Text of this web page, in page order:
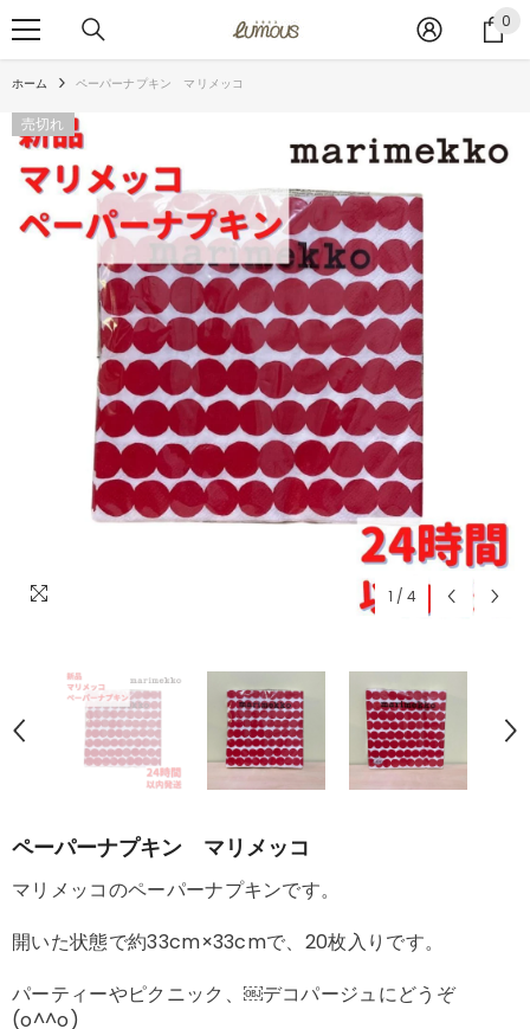
コンテンツへスキップ 0
ホーム ペーパーナプキン マリメッコ
売切れ
1 / 4
ペーパーナプキン マリメッコ
マリメッコのペーパーナプキンです。
開いた状態で約33cm×33cmで、20枚入りです。
パーティーやピクニック、￼デコパージュにどうぞ
(o^^o)